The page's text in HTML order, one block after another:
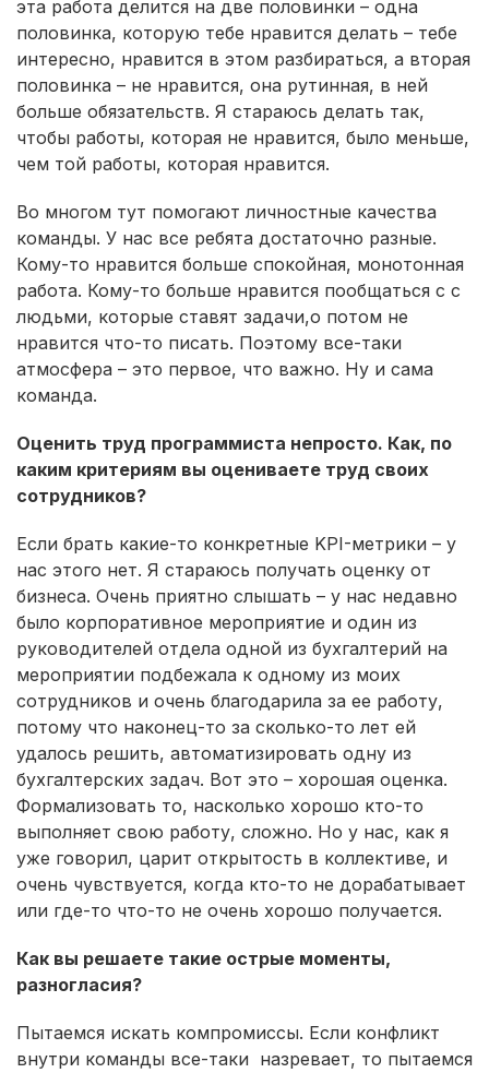
эта работа делится на две половинки – одна
половинка, которую тебе нравится делать – тебе
интересно, нравится в этом разбираться, а вторая
половинка – не нравится, она рутинная, в ней
больше обязательств. Я стараюсь делать так,
чтобы работы, которая не нравится, было меньше,
чем той работы, которая нравится.
Во многом тут помогают личностные качества
команды. У нас все ребята достаточно разные.
Кому-то нравится больше спокойная, монотонная
работа. Кому-то больше нравится пообщаться с с
людьми, которые ставят задачи,о потом не
нравится что-то писать. Поэтому все-таки
атмосфера – это первое, что важно. Ну и сама
команда.
Оценить труд программиста непросто. Как, по
каким критериям вы оцениваете труд своих
сотрудников?
Если брать какие-то конкретные KPI-метрики – у
нас этого нет. Я стараюсь получать оценку от
бизнеса. Очень приятно слышать – у нас недавно
было корпоративное мероприятие и один из
руководителей отдела одной из бухгалтерий на
мероприятии подбежала к одному из моих
сотрудников и очень благодарила за ее работу,
потому что наконец-то за сколько-то лет ей
удалось решить, автоматизировать одну из
бухгалтерских задач. Вот это – хорошая оценка.
Формализовать то, насколько хорошо кто-то
выполняет свою работу, сложно. Но у нас, как я
уже говорил, царит открытость в коллективе, и
очень чувствуется, когда кто-то не дорабатывает
или где-то что-то не очень хорошо получается.
Как вы решаете такие острые моменты,
разногласия?
Пытаемся искать компромиссы. Если конфликт
внутри команды все-таки назревает, то пытаемся